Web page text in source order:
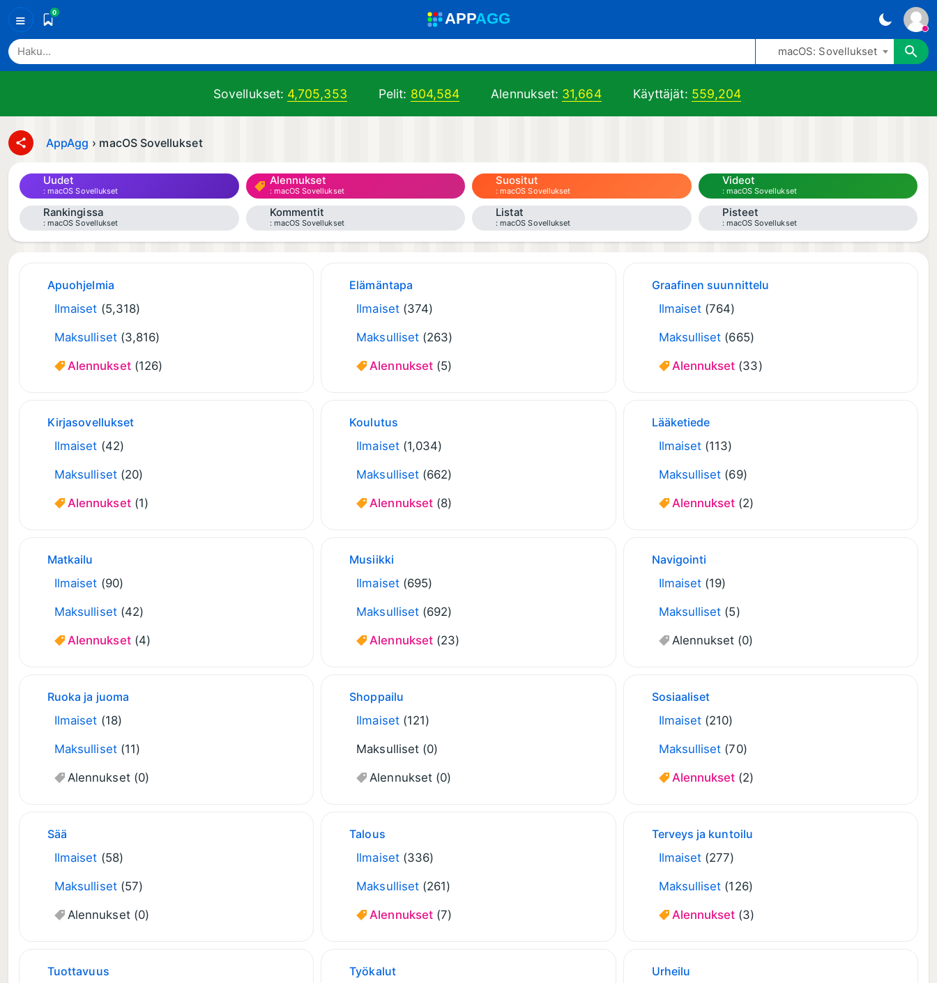
≡ 0 APPAGG
macOS: Sovellukset
Sovellukset: 4,705,353 Pelit: 804,584 Alennukset: 31,664 Käyttäjät: 559,204
AppAgg › macOS Sovellukset
Uudet
macOS Sovellukset
Alennukset
macOS Sovellukset
Suositut
macOS Sovellukset
Videot
macOS Sovellukset
Rankingissa
macOS Sovellukset
Kommentit
macOS Sovellukset
Listat
macOS Sovellukset
Pisteet
macOS Sovellukset
Apuohjelmia
Ilmaiset (5,318)
Maksulliset (3,816)
Alennukset (126)
Elämäntapa
Ilmaiset (374)
Maksulliset (263)
Alennukset (5)
Graafinen suunnittelu
Ilmaiset (764)
Maksulliset (665)
Alennukset (33)
Kirjasovellukset
Ilmaiset (42)
Maksulliset (20)
Alennukset (1)
Koulutus
Ilmaiset (1,034)
Maksulliset (662)
Alennukset (8)
Lääketiede
Ilmaiset (113)
Maksulliset (69)
Alennukset (2)
Matkailu
Ilmaiset (90)
Maksulliset (42)
Alennukset (4)
Musiikki
Ilmaiset (695)
Maksulliset (692)
Alennukset (23)
Navigointi
Ilmaiset (19)
Maksulliset (5)
Alennukset (0)
Ruoka ja juoma
Ilmaiset (18)
Maksulliset (11)
Alennukset (0)
Shoppailu
Ilmaiset (121)
Maksulliset (0)
Alennukset (0)
Sosiaaliset
Ilmaiset (210)
Maksulliset (70)
Alennukset (2)
Sää
Ilmaiset (58)
Maksulliset (57)
Alennukset (0)
Talous
Ilmaiset (336)
Maksulliset (261)
Alennukset (7)
Terveys ja kuntoilu
Ilmaiset (277)
Maksulliset (126)
Alennukset (3)
Tuottavuus
Työkalut
Urheilu